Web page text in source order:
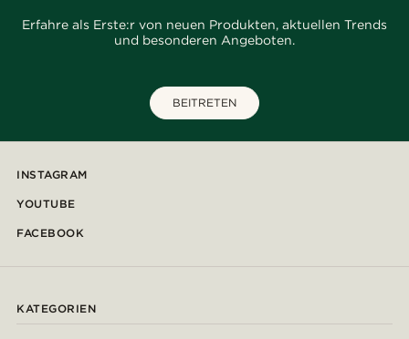
Erfahre als Erste:r von neuen Produkten, aktuellen Trends
und besonderen Angeboten.
BEITRETEN
INSTAGRAM
YOUTUBE
FACEBOOK
KATEGORIEN